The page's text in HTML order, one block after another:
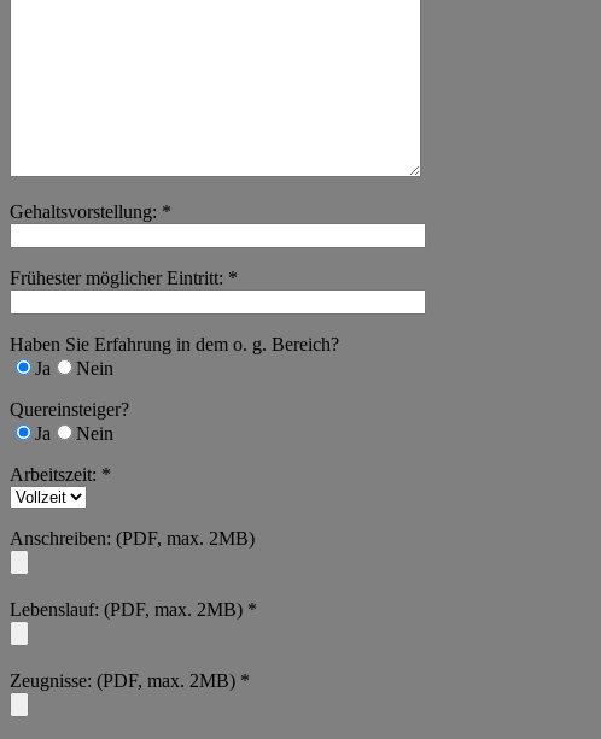
Gehaltsvorstellung: *
Frühester möglicher Eintritt: *
Haben Sie Erfahrung in dem o. g. Bereich?
Ja
Nein
Quereinsteiger?
Ja
Nein
Arbeitszeit: *
Anschreiben: (PDF, max. 2MB)
Lebenslauf: (PDF, max. 2MB) *
Zeugnisse: (PDF, max. 2MB) *